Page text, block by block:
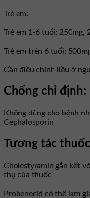
Trẻ em:
Trẻ em 1-6 tuổi: 250mg,
Trẻ em trên 6 tuổi:
Cần điều chỉnh liều ở
Chống chỉ định:
Không dùng cho bệnh
Cephalosporin
Tương tác
Cholestyramin gắn kết
thụ của thuốc
Probenecid có thể làm